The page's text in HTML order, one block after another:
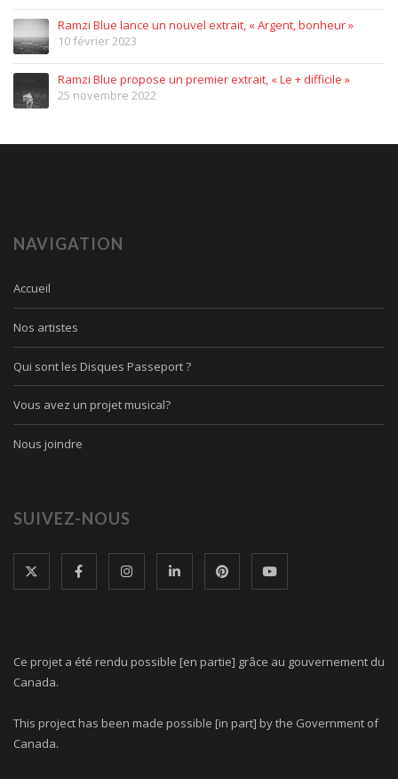
Ramzi Blue lance un nouvel extrait, « Argent, bonheur »
10 février 2023
Ramzi Blue propose un premier extrait, « Le + difficile »
25 novembre 2022
NAVIGATION
Accueil
Nos artistes
Qui sont les Disques Passeport ?
Vous avez un projet musical?
Nous joindre
SUIVEZ-NOUS
Ce projet a été rendu possible [en partie] grâce au gouvernement du
Canada.
This project has been made possible [in part] by the Government of
Canada.